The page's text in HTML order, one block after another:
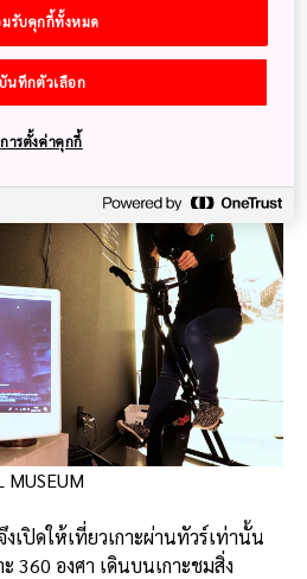
ะแห่งนี้ให้เป็นที่เที่ยวเชิง
ตสาหกรรมเมจิ ซึ่งต่อมากลายเป็น
ะยังเป็นสถานที่ถ่ายภาพยนตร์หลาย
เปิดให้เที่ยวเกาะผ่านทัวร์เท่านั้น
360 องศา เดินบนเกาะชมสิ่ง
มรับคุกกี้ทั้งหมด
นทึกตัวเลือก
การตั้งค่าคุกกี้